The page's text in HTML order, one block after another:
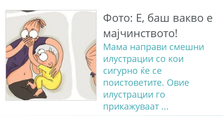
Фото: Е, баш вакво е
мајчинството!
Мама направи смешни
илустрации со кои
сигурно ќе се
поистоветите. Овие
илустрации го
прикажуваат ...